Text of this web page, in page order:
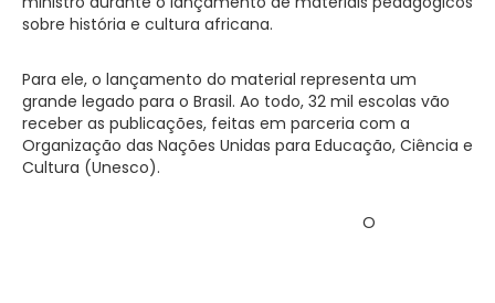
sobre história e cultura africana.
Para ele, o lançamento do material representa um
grande legado para o Brasil. Ao todo, 32 mil escolas vão
receber as publicações, feitas em parceria com a
Organização das Nações Unidas para Educação, Ciência e
Cultura (Unesco).
O